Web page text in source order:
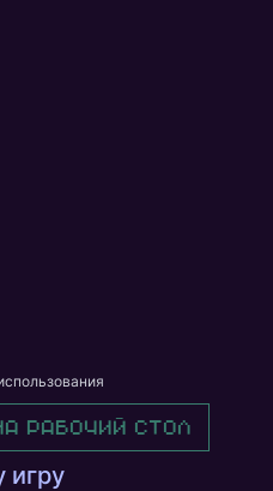
рабочий стол
игру